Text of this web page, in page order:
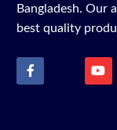
Bangladesh. Our
best quality